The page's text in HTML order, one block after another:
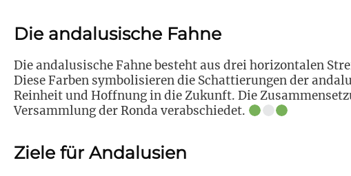
Die andalusische Fahne
Die andalusische Fahne besteht aus drei horizontalen
Diese Farben symbolisieren die Schattierungen der
Reinheit und Hoffnung in die Zukunft. Die
Versammlung der Ronda verabschiedet.
Ziele für Andalusien